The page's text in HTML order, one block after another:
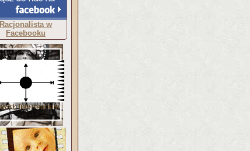
Racjonalista w
Facebooku